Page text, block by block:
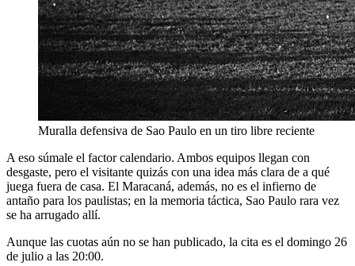
Muralla defensiva de Sao Paulo en un tiro libre reciente
A eso súmale el factor calendario. Ambos equipos llegan con
desgaste, pero el visitante quizás con una idea más clara de a qué
juega fuera de casa. El Maracaná, además, no es el infierno de
antaño para los paulistas; en la memoria táctica, Sao Paulo rara vez
se ha arrugado allí.
Aunque las cuotas aún no se han publicado, la cita es el domingo 26
de julio a las 20:00.